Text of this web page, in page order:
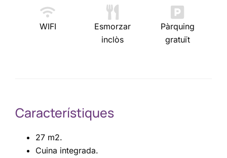
WIFI
Esmorzar
inclòs
Pàrquing
gratuït
Característiques
27 m2.
Cuina integrada.